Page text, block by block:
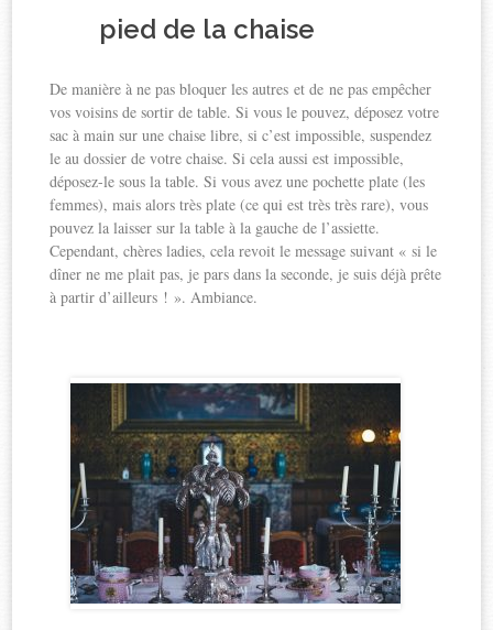
pied de la chaise
De manière à ne pas bloquer les autres et de ne pas empêcher
vos voisins de sortir de table. Si vous le pouvez, déposez votre
sac à main sur une chaise libre, si c’est impossible, suspendez
le au dossier de votre chaise. Si cela aussi est impossible,
déposez-le sous la table. Si vous avez une pochette plate (les
femmes), mais alors très plate (ce qui est très très rare), vous
pouvez la laisser sur la table à la gauche de l’assiette.
Cependant, chères ladies, cela revoit le message suivant « si le
dîner ne me plait pas, je pars dans la seconde, je suis déjà prête
à partir d’ailleurs ! ». Ambiance.